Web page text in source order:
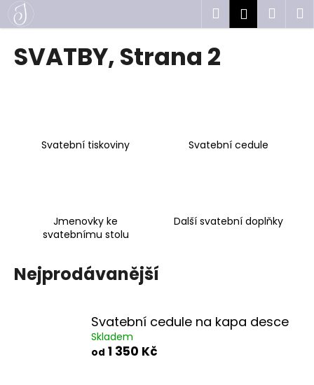
Přejít
obsah
Hledat
SVATBY, Strana 2
Svatební tiskoviny Svatební cedule
Jmenovky ke
svatebnímu stolu
Další svatební doplňky
Nejprodávanější
Svatební cedule na kapa desce
Skladem
od 1 350 Kč
o
t